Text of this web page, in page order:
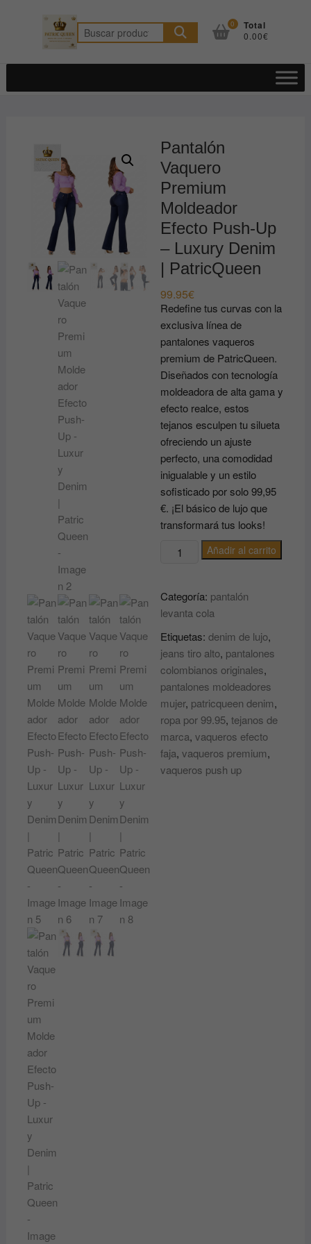
Buscar
por:
0 Total
0.00€
Pantalón
Vaquero
Premium
Moldeador
Efecto Push-Up
– Luxury Denim
| PatricQueen
99.95€
Redefine tus curvas con la
exclusiva línea de
pantalones vaqueros
premium de PatricQueen.
Diseñados con tecnología
moldeadora de alta gama y
efecto realce, estos
tejanos esculpen tu silueta
ofreciendo un ajuste
perfecto, una comodidad
inigualable y un estilo
sofisticado por solo 99,95
€. ¡El básico de lujo que
transformará tus looks!
Pantalón
Moldeador
Efecto
Push-
Up
-
Luxury
Denim
PatricQueen
cantidad
Añadir al carrito
Categoría: pantalón
levanta cola
Etiquetas:denim de lujo,
jeans tiro alto, pantalones
colombianos originales,
pantalones moldeadores
mujer, patricqueen denim,
ropa por 99.95,tejanos de
marca,vaqueros efecto
faja,vaqueros premium,
vaqueros push up